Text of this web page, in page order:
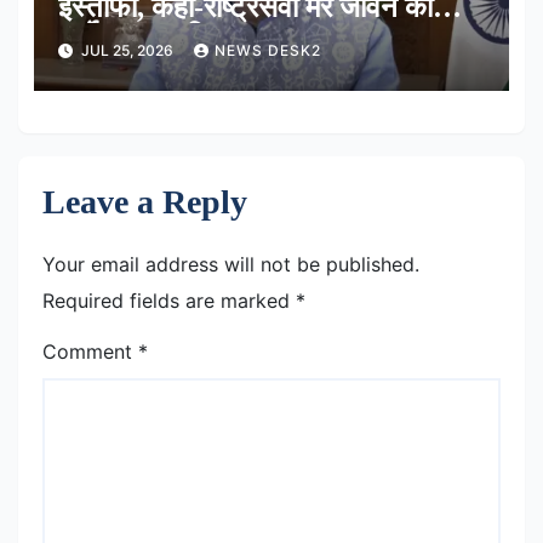
इस्तीफा, कहा-राष्ट्रसेवा मेरे जीवन की
सर्वोच्च प्राथमिकता
JUL 25, 2026 NEWS DESK2
Leave a Reply
Your email address will not be published.
Required fields are marked *
Comment *